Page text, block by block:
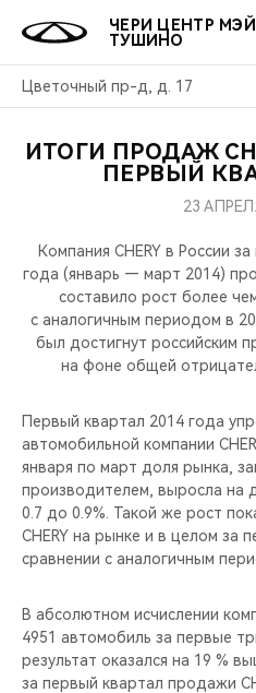
ЧЕРИ ЦЕНТР
ТУШИНО
Цветочный пр-д, д. 17
КРОССОВЕРЫ
СЕДАНЫ
НОВИНКИ
КРЕДИТ И СТРАХОВАНИЕ
ЗАПЧАСТИ И АКСЕССУАРЫ
ПОДДЕРЖКА
МИР
О БРЕНДЕ
CHERY В СОЦСЕТЯХ
БЛАГОТВОРИТЕЛЬНОСТЬ
CHERY REMOTE
CHERY И СПОРТ
ВИДЕООБЗОРЫ
ОНЛАЙН
КРЕДИТ
О
МЫ В СОЦСЕТЯХ
ИТОГИ ПРОДАЖ
ПЕРВЫЙ
23
Компания CHERY в России
года (январь — март 2014)
составило рост более
с аналогичным периодом в
был достигнут российским
на фоне общей
Первый квартал 2014 года
автомобильной компании
января по март доля рынка,
производителем, выросла на
0.7 до 0.9%. Такой же рост
CHERY на рынке и в целом за
сравнении с аналогичным
В абсолютном исчислении
4951 автомобиль за первые
результат оказался на 19 %
за первый квартал продажи